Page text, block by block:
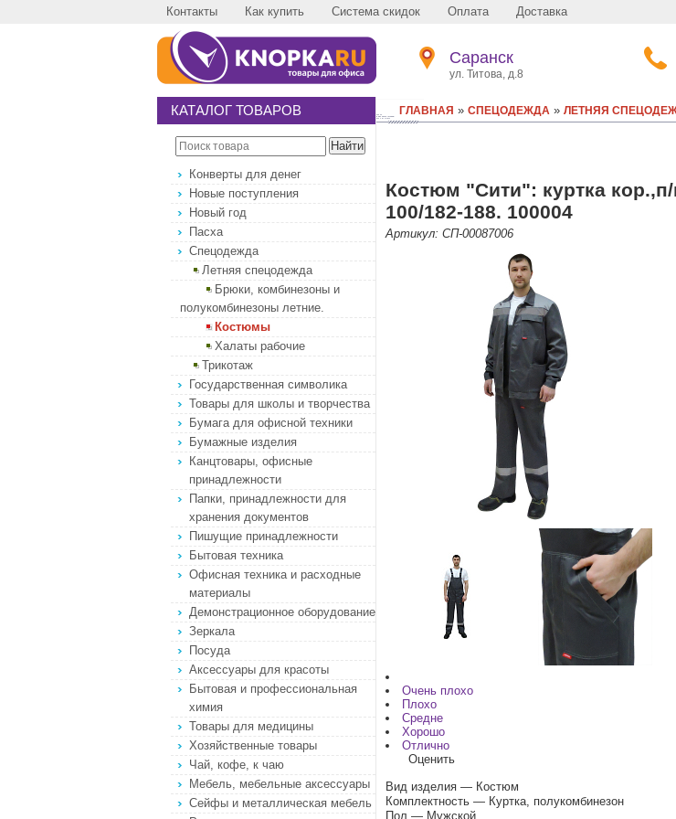
Контакты Как купить Система скидок Оплата Доставка
Саранск
ул. Титова, д.8
КАТАЛОГ ТОВАРОВ
Конверты для денег
Новые поступления
Новый год
Пасха
Спецодежда
Летняя спецодежда
Брюки, комбинезоны и
полукомбинезоны летние.
Костюмы
Халаты рабочие
Трикотаж
Государственная символика
Товары для школы и творчества
Бумага для офисной техники
Бумажные изделия
Канцтовары, офисные
принадлежности
Папки, принадлежности для
хранения документов
Пишущие принадлежности
Бытовая техника
Офисная техника и расходные
материалы
Демонстрационное оборудование
Зеркала
Посуда
Аксессуары для красоты
Бытовая и профессиональная
химия
Товары для медицины
Хозяйственные товары
Чай, кофе, к чаю
Мебель, мебельные аксессуары
Сейфы и металлическая мебель
ГЛАВНАЯ » СПЕЦОДЕЖДА » ЛЕТНЯЯ
Костюм "Сити": куртка
100/182-188. 100004
Артикул: СП-00087006
Очень плохо
Плохо
Средне
Хорошо
Отлично
Оценить
Вид изделия — Костюм
Комплектность — Куртка, полукомбинезон
Пол — Мужской